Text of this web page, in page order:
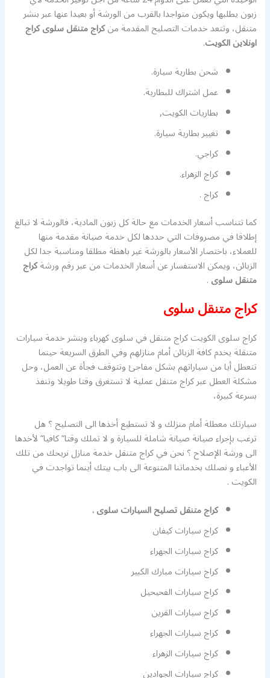
زبون يطلبها ويكون متواجدا بالقرب من الورشة أو بعيدا عنها عبر بنشر
متنقل، وتتعد خدمات التصليح المقدمة منكراج متنقل سلوى كراج
اونلاين الكويت.
شحن بطارية سيارة.
عمل اشتراك للبطارية.
بطاريات الكويت,
تغيير بطارية سيارة.
كراجي.
كراج الزهراء.
كراج .
كما تتناسب أسعار الخدمات مع حالة كل زبون المادية، فالورشة لا تبالغ
إطلاقا في مصروفات التي حددها لكل خدمة صيانة مقدمة منها
للعملاء، باختصار الأسعار بالورشة غير باهظة مطلقا ومناسبة جدا لكل
الزبائن، ويمكن الاستفسار عن أسعار الخدمات من عبر رقم ورشةكراج
متنقل سلوى.
كراج متنقل سلوى
كراج سلوى الكويت كراج متنقل في سلوى كهرباء وبنشر خدمة سيارات
متنقلة يخدم كافة الزبائن أمام منازلهم وفي الطرق السريعة حينما
تتعطل أيا من سياراتهم بشكل مفاجئ وتتوقف فجأة عن العمل، وحل
مشكلة العطل عبر كراج متنقل عملية لا تستغرق وقتا طويلا وتنفذ
بسرعة كبيرة،
سيارتك معطلة أمام منزلك و لا تستطيع أخذها الى التصليح ؟ هل
ترغب بإجراء صيانة صيانة شاملة للسيارة و لا تملك وقتا” كافيا” لأخدها
الى ورشة الإصلاح ؟ نحن في كراج متنقل خدمة منازل نريحك من تلك
الأعباء و نصلك بخدماتنا المتنوعة الى باب بيتك أينما تواجدت في
الكويت .
كراج متنقل تصليح السيارات سلوى .
كراج سيارات كيفان
كراج سيارات الجهراء
كراج سيارات مبارك الكبير
كراج سيارات الفحيحيل
كراج سيارات القرين
كراج سيارات الجهراء
كراج سيارات الزهراء